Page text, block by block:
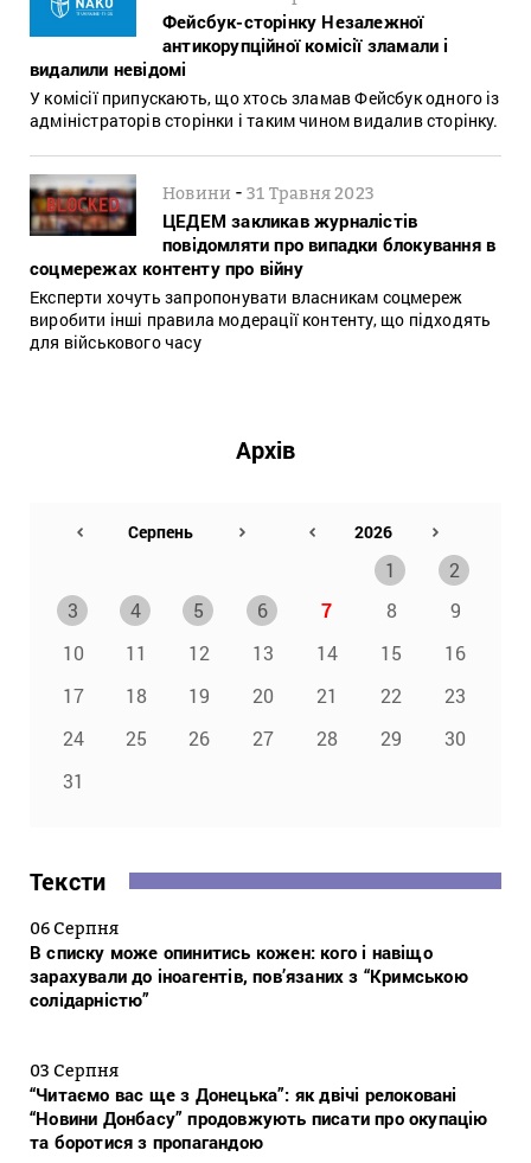
Фейсбук-сторінку Незалежної
антикорупційної комісії зламали і
видалили невідомі
У комісії припускають, що хтось зламав Фейсбук одного із
адміністраторів сторінки і таким чином видалив сторінку.
Новини -31 Травня 2023
ЦЕДЕМ закликав журналістів
повідомляти про випадки блокування в
соцмережах контенту про війну
Експерти хочуть запропонувати власникам соцмереж
виробити інші правила модерації контенту, що підходять
для військового часу
Архів
1
2
3
4 5 6 7 8
9
10
11 12 13 14 15
16
17
18 19 20 21 22
23
24
25 26 27 28 29
30
31
Тексти
06 Серпня
В списку може опинитись кожен: кого і навіщо
зарахували до іноагентів, пов’язаних з “Кримською
солідарністю”
03 Серпня
“Читаємо вас ще з Донецька”: як двічі релоковані
“Новини Донбасу” продовжують писати про окупацію
та боротися з пропагандою